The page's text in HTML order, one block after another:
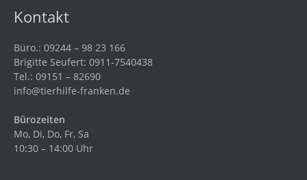
Kontakt
Büro.: 09244 – 98 23 166
Brigitte Seufert: 0911-7540438
Tel.: 09151 – 82690
info@tierhilfe-franken.de
Bürozeiten
Mo, Di, Do, Fr, Sa
10:30 – 14:00 Uhr